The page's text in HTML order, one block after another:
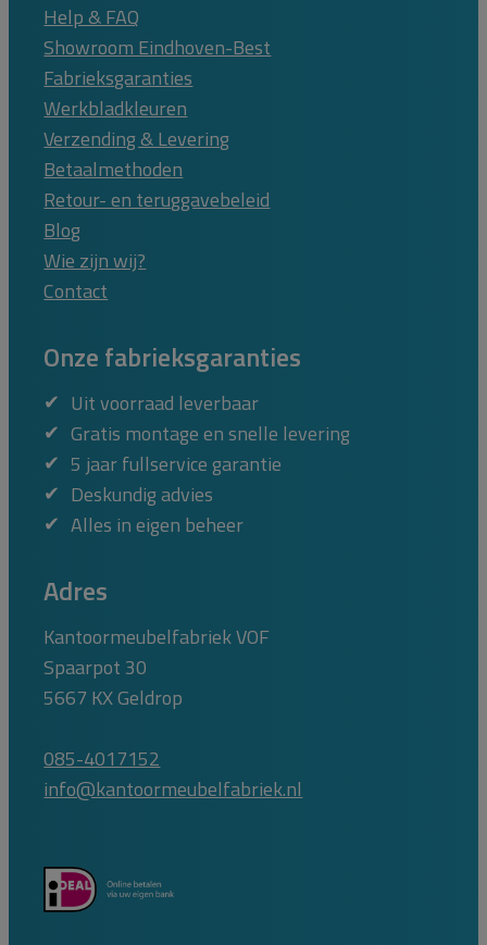
Help & FAQ
Showroom Eindhoven-Best
Fabrieksgaranties
Werkbladkleuren
Verzending & Levering
Betaalmethoden
Retour- en teruggavebeleid
Blog
Wie zijn wij?
Contact
Onze fabrieksgaranties
Uit voorraad leverbaar
Gratis montage en snelle levering
5 jaar fullservice garantie
Deskundig advies
Alles in eigen beheer
Adres
Kantoormeubelfabriek VOF
Spaarpot 30
5667 KX Geldrop
085-4017152
info@kantoormeubelfabriek.nl